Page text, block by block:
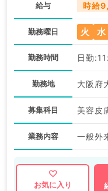
給与 時給
勤務曜日 火 水
勤務時間 日勤
勤務地 大阪府
募集科目 美容皮
業務内容 一般外
お気に入り